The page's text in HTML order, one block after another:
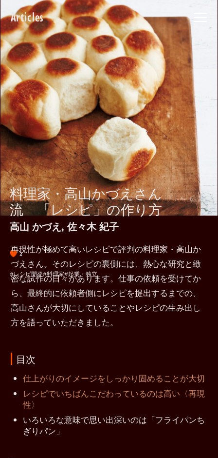
Articles
料理家・高山かづえさん
流 「レシピ」の作り方
高山 かづえ, 佐々木 紀子
2
#レシピ開発#料理家#起業・独立
再現性が極めて高いレシピで評判の料理家・高山か
づえさん。そのレシピの裏側には、熱心な研究と緻
密な試作の日々があります。仕事の依頼を受けてか
ら、最終的に依頼者側にレシピを提出するまでの、
高山さんが大切にしていることやレシピの生み出し
方を語っていただきました。
目次
仕上がりのイメージをしっかり固めることが大切
レシピでいちばんこだわっているのは高い〈再現
性〉
いろいろな意味で思い出深いのは「フライパンち
ぎりパン」